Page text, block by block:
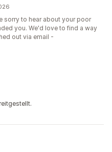
sorry to hear about your poor
you. We'd love to find a way
out via email -